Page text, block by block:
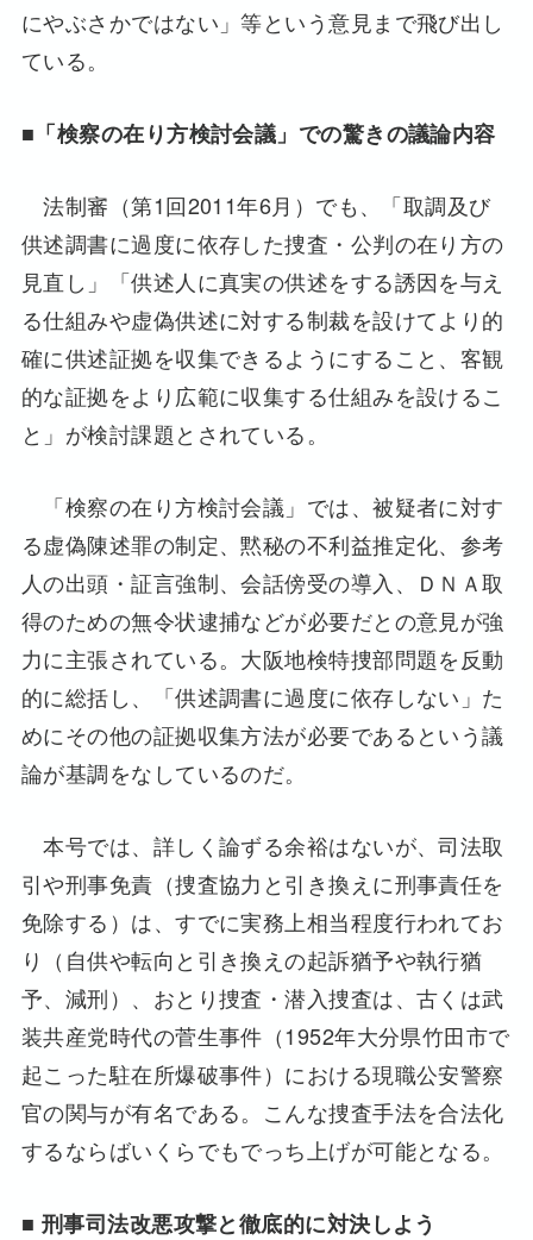
にやぶさかではない」等という意見まで飛び出し
ている。
■ 「検察の在り方検討会議」での驚きの議論内容
法制審（第1回2011年6月）でも、「取調及び
供述調書に過度に依存した捜査・公判の在り方の
見直し」「供述人に真実の供述をする誘因を与え
る仕組みや虚偽供述に対する制裁を設けてより的
確に供述証拠を収集できるようにすること、客観
的な証拠をより広範に収集する仕組みを設けるこ
と」が検討課題とされている。
「検察の在り方検討会議」では、被疑者に対す
る虚偽陳述罪の制定、黙秘の不利益推定化、参考
人の出頭・証言強制、会話傍受の導入、ＤＮＡ取
得のための無令状逮捕などが必要だとの意見が強
力に主張されている。大阪地検特捜部問題を反動
的に総括し、「供述調書に過度に依存しない」た
めにその他の証拠収集方法が必要であるという議
論が基調をなしているのだ。
本号では、詳しく論ずる余裕はないが、司法取
引や刑事免責（捜査協力と引き換えに刑事責任を
免除する）は、すでに実務上相当程度行われてお
り（自供や転向と引き換えの起訴猶予や執行猶
予、減刑）、おとり捜査・潜入捜査は、古くは武
装共産党時代の菅生事件（1952年大分県竹田市で
起こった駐在所爆破事件）における現職公安警察
官の関与が有名である。こんな捜査手法を合法化
するならばいくらでもでっち上げが可能となる。
■ 刑事司法改悪攻撃と徹底的に対決しよう